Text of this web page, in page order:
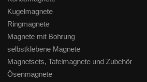
Kugelmagnete
Ringmagnete
Magnete mit Bohrung
selbstklebene Magnete
Magnetsets, Tafelmagnete und Zubehör
Ösenmagnete